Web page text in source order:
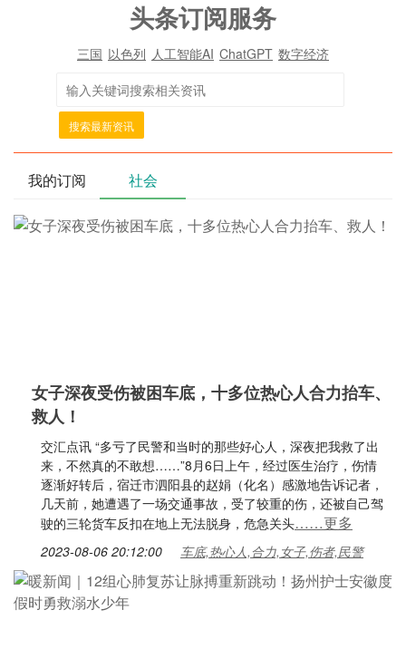
头条订阅服务
三国 以色列 人工智能AI ChatGPT 数字经济
搜索最新资讯
我的订阅 社会
女子深夜受伤被困车底，十多位热心人合力抬车、
救人！
交汇点讯 “多亏了民警和当时的那些好心人，深夜把我救了出
来，不然真的不敢想……”8月6日上午，经过医生治疗，伤情
逐渐好转后，宿迁市泗阳县的赵娟（化名）感激地告诉记者，
几天前，她遭遇了一场交通事故，受了较重的伤，还被自己驾
驶的三轮货车反扣在地上无法脱身，危急关头……更多
2023-08-06 20:12:00 车底,热心人,合力,女子,伤者,民警